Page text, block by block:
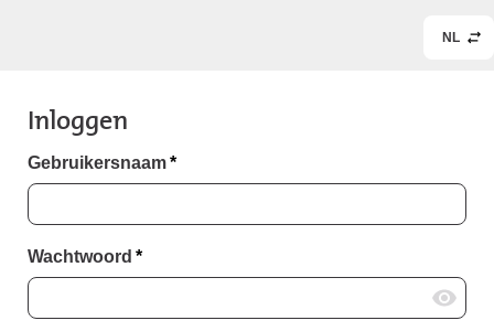
NL
Inloggen
Gebruikersnaam*
Wachtwoord *